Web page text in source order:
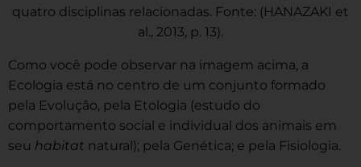
quatro disciplinas relacionadas. Fonte: (HANAZAKI et
al., 2013, p. 13).
Como você pode observar na imagem acima, a
Ecologia está no centro de um conjunto formado
pela Evolução, pela Etologia (estudo do
comportamento social e individual dos animais em
seu habitat natural); pela Genética; e pela Fisiologia.